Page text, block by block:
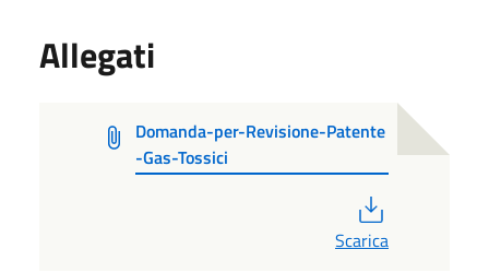
Allegati
Domanda-per-Revisione-Patente
-Gas-Tossici
Scarica